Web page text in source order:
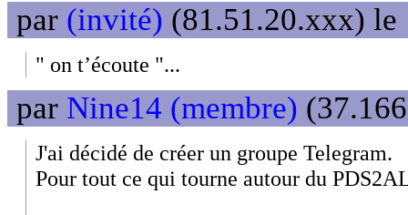
par (invité) (81.51.20.xxx) le
" on t’écoute "...
par Nine14 (membre)
J'ai décidé de créer un groupe Telegram.
Pour tout ce qui tourne autour du